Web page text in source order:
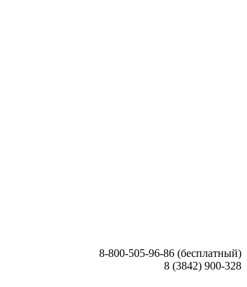
8-800-505-96-86 (бесплатный)
8 (3842) 900-328